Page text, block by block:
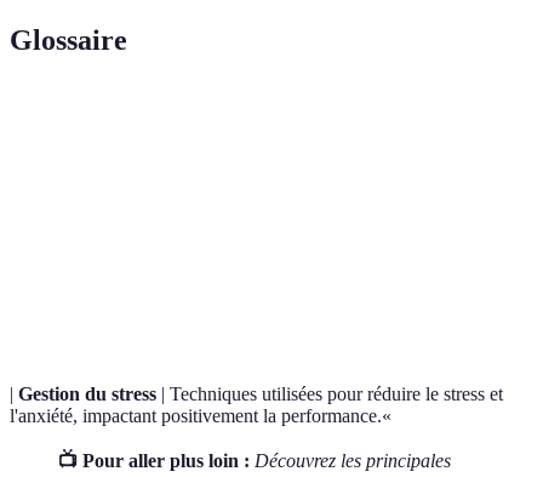
Glossaire
| Gestion du stress | Techniques utilisées pour réduire le stress et
l'anxiété, impactant positivement la performance.«
📺 Pour aller plus loin : Découvrez les principales